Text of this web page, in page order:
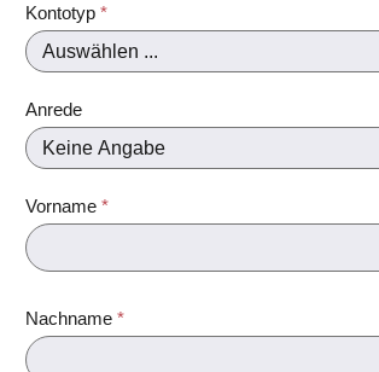
Persönliche Informationen
Kontotyp *
Anrede
Vorname *
Nachname *